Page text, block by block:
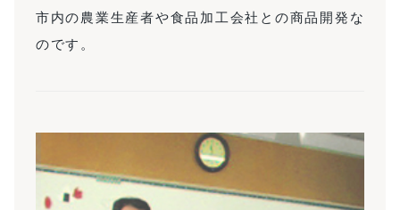
市内の農業生産者や食品加工会社との商品開発な
のです。